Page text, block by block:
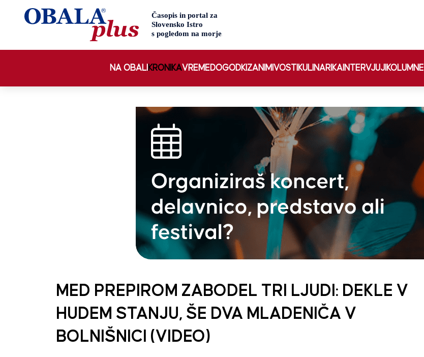
NA OBALI KRONIKAVREMEDOGODKIZANIMIVOSTI KULINARIKA INTERVJUJI KOLUMNE
MED PREPIROM ZABODEL TRI LJUDI: DEKLE V
HUDEM STANJU, ŠE DVA MLADENIČA V
BOLNIŠNICI (VIDEO)